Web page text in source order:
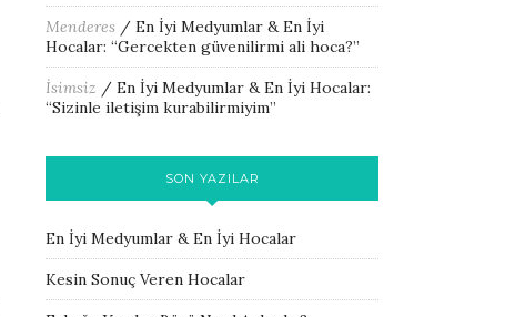
Menderes / En İyi Medyumlar & En İyi
Hocalar: “Gercekten güvenilirmi ali hoca?”
İsimsiz / En İyi Medyumlar & En İyi Hocalar:
“Sizinle iletişim kurabilirmiyim”
SON YAZILAR
En İyi Medyumlar & En İyi Hocalar
Kesin Sonuç Veren Hocalar